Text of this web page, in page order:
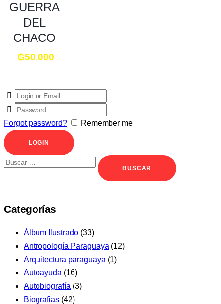
GUERRA
DEL
CHACO
₲50.000
Forgot password? Remember me
Categorías
Álbum Ilustrado (33)
Antropología Paraguaya (12)
Arquitectura paraguaya (1)
Autoayuda (16)
Autobiografía (3)
Biografias (42)